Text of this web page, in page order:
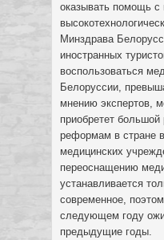
оказывать помощь с
Минздрава
иностранных
воспользоваться
Белоруссии,
мнению экспертов,
приобретет
реформам в стране
медицинских
переоснащению
устанавливается
современное,
следующем году
предыдущие годы.